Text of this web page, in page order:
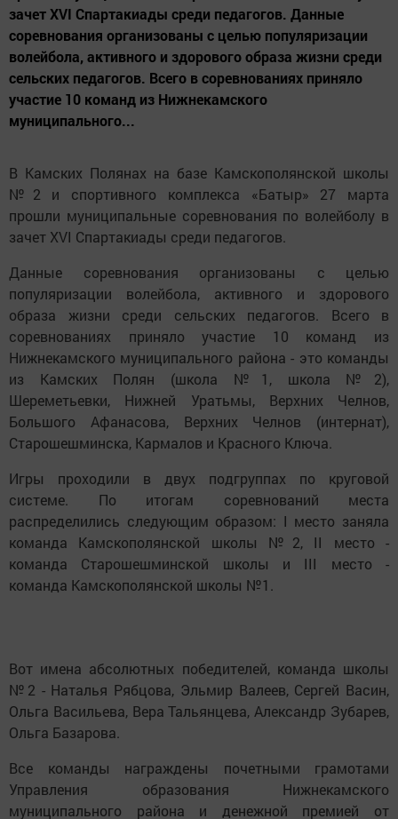
зачет XVI Спартакиады среди педагогов. Данные
соревнования организованы с целью популяризации
волейбола, активного и здорового образа жизни среди
сельских педагогов. Всего в соревнованиях приняло
участие 10 команд из Нижнекамского
муниципального...
В Камских Полянах на базе Камскополянской школы
№2 и спортивного комплекса «Батыр» 27 марта
прошли муниципальные соревнования по волейболу в
зачет XVI Спартакиады среди педагогов.
Данные соревнования организованы с целью
популяризации волейбола, активного и здорового
образа жизни среди сельских педагогов. Всего в
соревнованиях приняло участие 10 команд из
Нижнекамского муниципального района - это команды
из Камских Полян (школа №1, школа №2),
Шереметьевки, Нижней Уратьмы, Верхних Челнов,
Большого Афанасова, Верхних Челнов (интернат),
Старошешминска, Кармалов и Красного Ключа.
Игры проходили в двух подгруппах по круговой
системе. По итогам соревнований места
распределились следующим образом: I место заняла
команда Камскополянской школы №2, II место -
команда Старошешминской школы и III место -
команда Камскополянской школы №1.
Вот имена абсолютных победителей, команда школы
№2 - Наталья Рябцова, Эльмир Валеев, Сергей Васин,
Ольга Васильева, Вера Тальянцева, Александр Зубарев,
Ольга Базарова.
Все команды награждены почетными грамотами
Управления образования Нижнекамского
муниципального района и денежной премией от